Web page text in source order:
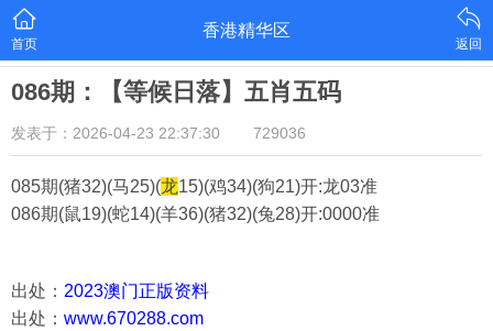
首页
香港精华区
返回
086期：【等候日落】五肖五码
发表于：2026-04-23 22:37:30 729036
085期(猪32)(马25)(龙15)(鸡34)(狗21)开:龙03准
086期(鼠19)(蛇14)(羊36)(猪32)(兔28)开:0000准
出处： 2023澳门正版资料
出处： www.670288.com